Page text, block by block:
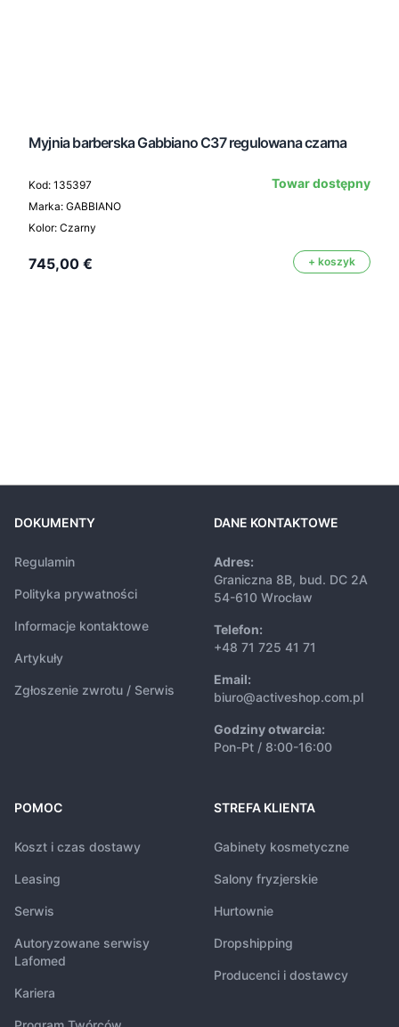
Myjnia barberska Gabbiano C37 regulowana czarna
Kod: 135397
Marka: GABBIANO
Kolor: Czarny
Towar dostępny
745,00 € + koszyk
DOKUMENTY
Regulamin
Polityka prywatności
Informacje kontaktowe
Artykuły
Zgłoszenie zwrotu / Serwis
DANE KONTAKTOWE
Adres:
Graniczna 8B, bud. DC 2A
54-610 Wrocław
Telefon:
+48 71 725 41 71
Email:
biuro@activeshop.com.pl
Godziny otwarcia:
Pon-Pt / 8:00-16:00
POMOC
Koszt i czas dostawy
Leasing
Serwis
Autoryzowane serwisy
Lafomed
Kariera
STREFA KLIENTA
Gabinety kosmetyczne
Salony fryzjerskie
Hurtownie
Dropshipping
Producenci i dostawcy